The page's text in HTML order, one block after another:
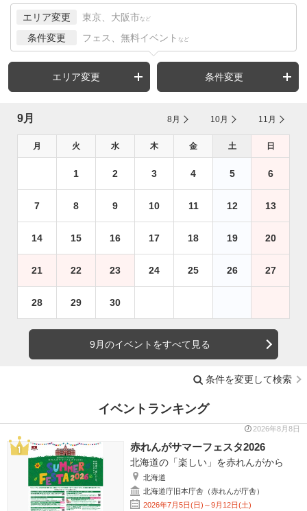
エリア変更 東京、大阪市 など
条件変更 フェス、無料イベント など
エリア変更 条件変更
9月 8月 10月 11月
月 火 水 木 金 土 日
1 2 3 4 5 6
7 8 9 10 11 12 13
14 15 16 17 18 19 20
21 22 23 24 25 26 27
28 29 30
9月のイベントをすべて見る
条件を変更して検索
イベントランキング
2026年8月8日
赤れんがサマーフェスタ2026
北海道の「楽しい」を赤れんがから
北海道
北海道庁旧本庁舎（赤れんが庁舎）
2026年7月5日(日)～9月12日(土)